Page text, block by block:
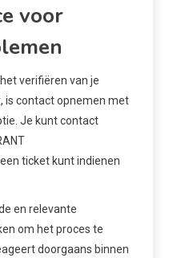
voor
verifiëren van je
is contact opnemen met
Je kunt contact
ticket kunt indienen
en relevante
om het proces te
doorgaans binnen